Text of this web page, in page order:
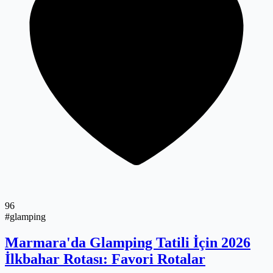
96
#glamping
Marmara'da Glamping Tatili İçin 2026
İlkbahar Rotası: Favori Rotalar